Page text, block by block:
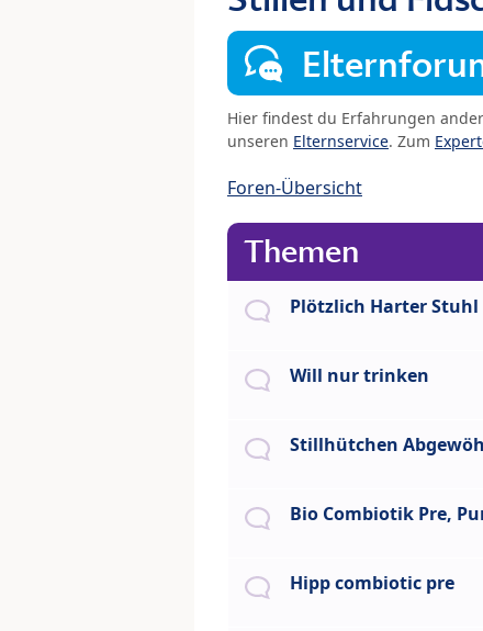
Hier findest du Erfahrungen
unseren Elternservice. Zum
Foren-Übersicht
Themen
Plötzlich Harter Stuhl
Will nur trinken
Stillhütchen
Bio Combiotik Pre,
Hipp combiotic pre